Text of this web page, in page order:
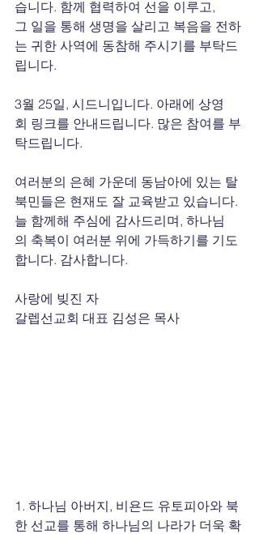
습니다. 함께 협력하여 선을 이루고,
그 일을 통해 생명을 살리고 복음을 전하
는 귀한 사역에 동참해 주시기를 부탁드
립니다.
3월 25일, 시드니입니다. 아래에 상영
회 링크를 안내드립니다. 많은 참여를 부
탁드립니다.
여러분의 은혜 가운데 동남아에 있는 탈
북민들은 현재도 잘 교육받고 있습니다.
늘 함께해 주심에 감사드리며, 하나님
의 축복이 여러분 위에 가득하기를 기도
합니다. 감사합니다.
사랑에 빚진 자
갈렙선교회 대표 김성은 목사
1. 하나님 아버지, 비욘드 유토피아와 북
한 선교를 통해 하나님의 나라가 더욱 확